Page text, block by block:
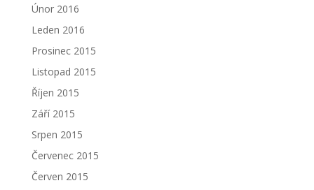
Únor 2016
Leden 2016
Prosinec 2015
Listopad 2015
Říjen 2015
Září 2015
Srpen 2015
Červenec 2015
Červen 2015